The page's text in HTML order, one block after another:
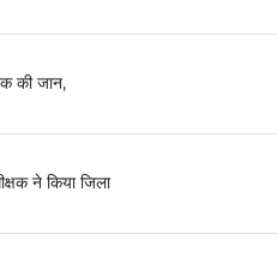
की जान,
ने किया जिला